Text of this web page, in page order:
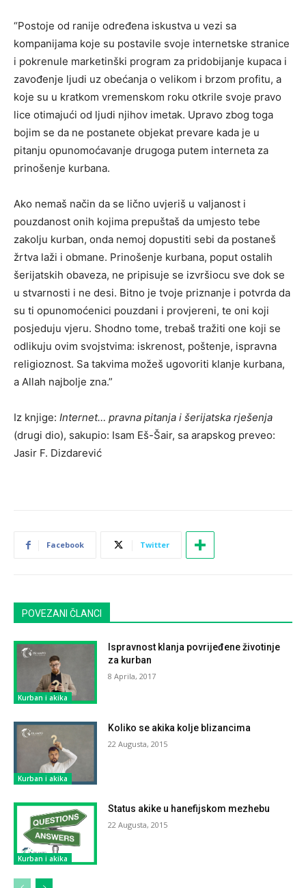
“Postoje od ranije određena iskustva u vezi sa
kompanijama koje su postavile svoje internetske stranice
i pokrenule marketinški program za pridobijanje kupaca i
zavođenje ljudi uz obećanja o velikom i brzom profitu, a
koje su u kratkom vremenskom roku otkrile svoje pravo
lice otimajući od ljudi njihov imetak. Upravo zbog toga
bojim se da ne postanete objekat prevare kada je u
pitanju opunomoćavanje drugoga putem interneta za
prinošenje kurbana.
Ako nemaš način da se lično uvjeriš u valjanost i
pouzdanost onih kojima prepuštaš da umjesto tebe
zakolju kurban, onda nemoj dopustiti sebi da postaneš
žrtva laži i obmane. Prinošenje kurbana, poput ostalih
šerijatskih obaveza, ne pripisuje se izvršiocu sve dok se
u stvarnosti i ne desi. Bitno je tvoje priznanje i potvrda da
su ti opunomoćenici pouzdani i provjereni, te oni koji
posjeduju vjeru. Shodno tome, trebaš tražiti one koji se
odlikuju ovim svojstvima: iskrenost, poštenje, ispravna
religioznost. Sa takvima možeš ugovoriti klanje kurbana,
a Allah najbolje zna.”
Iz knjige: Internet… pravna pitanja i šerijatska rješenja
(drugi dio), sakupio: Isam Eš-Šair, sa arapskog preveo:
Jasir F. Dizdarević
Facebook Twitter
POVEZANI ČLANCI
Kurban i akika
Ispravnost klanja povrijeđene životinje
za kurban
8 Aprila, 2017
Kurban i akika
Koliko se akika kolje blizancima
22 Augusta, 2015
Kurban i akika
Status akike u hanefijskom mezhebu
22 Augusta, 2015